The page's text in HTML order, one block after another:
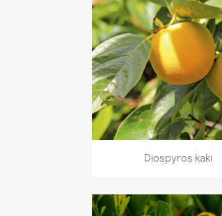
Aperçu rapide
Diospyros kaki